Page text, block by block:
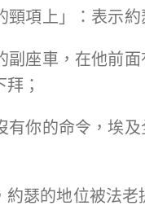
頸項上」：表示
副座車，在他前
；
有你的命令，埃
約瑟的地位被法